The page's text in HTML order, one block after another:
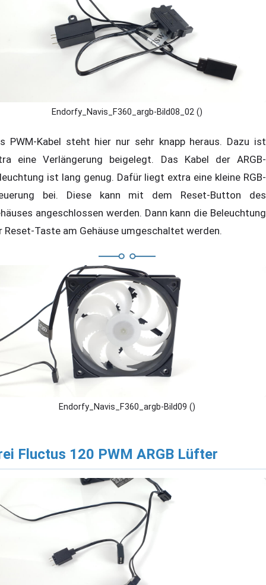
Endorfy_Navis_F360_argb-Bild08_02 ()
PWM-Kabel steht hier nur sehr knapp heraus. Dazu ist
eine Verlängerung beigelegt. Das Kabel der ARGB-
ist lang genug. Dafür liegt extra eine kleine RGB-
bei. Diese kann mit dem Reset-Button des
angeschlossen werden. Dann kann die Beleuchtung
Reset-Taste am Gehäuse umgeschaltet werden.
Endorfy_Navis_F360_argb-Bild09 ()
Fluctus 120 PWM ARGB Lüfter